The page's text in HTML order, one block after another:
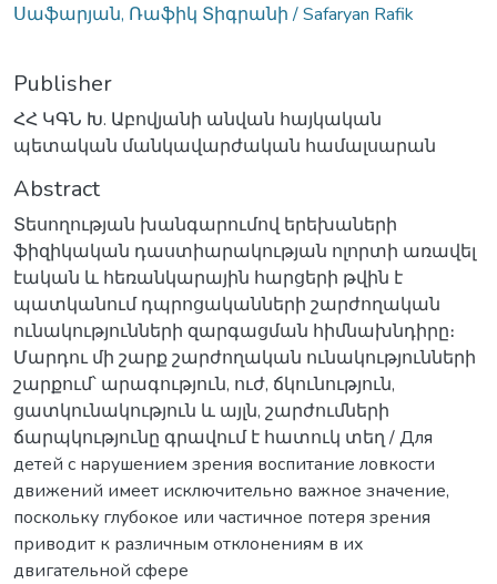
Սաֆարյան, Ռաֆիկ Տիգրանի / Safaryan Rafik
Publisher
ՀՀ ԿԳՆ Խ. Աբովյանի անվան հայկական
պետական մանկավարժական համալսարան
Abstract
Տեսողության խանգարումով երեխաների
ֆիզիկական դաստիարակության ոլորտի առավել
էական և հեռանկարային հարցերի թվին է
պատկանում դպրոցականների շարժողական
ունակությունների զարգացման հիմնախնդիրը։
Մարդու մի շարք շարժողական ունակությունների
շարքում՝ արագություն, ուժ, ճկունություն,
ցատկունակություն և այլն, շարժումների
ճարպկությունը գրավում է հատուկ տեղ / Для
детей с нарушением зрения воспитание ловкости
движений имеет исключительно важное значение,
поскольку глубокое или частичное потеря зрения
приводит к различным отклонениям в их
двигательной сфере